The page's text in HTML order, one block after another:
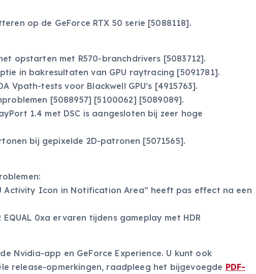
op de GeForce RTX 50 serie [5088118].
opstarten met R570-branchdrivers [5083712].
in bakresultaten van GPU raytracing [5091781].
Vpath-tests voor Blackwell GPU’s [4915763].
[5088957] [5100062] [5089089].
1.4 met DSC is aangesloten bij zeer hoge
bij gepixelde 2D-patronen [5071565].
Activity Icon in Notification Area” heeft pas effect na een
EQUAL 0xa ervaren tijdens gameplay met HDR
Nvidia-app en GeForce Experience. U kunt ook
release-opmerkingen, raadpleeg het bijgevoegde PDF-